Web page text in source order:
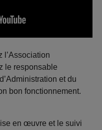
l’Association
le responsable
et du
bon fonctionnement.
en œuvre et le suivi